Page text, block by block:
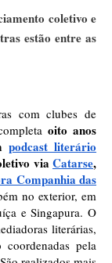
coletivo e
estão entre as
com clubes de
oito anos
via Catarse,
Companhia das
no exterior, em
e Singapura. O
literárias,
pela